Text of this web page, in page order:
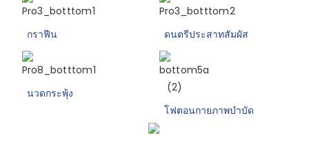
กราฟีน ดนตรีประสาทสัมผัส
นวดกระพุ้ง
โฟตอนกายภาพบำบัด